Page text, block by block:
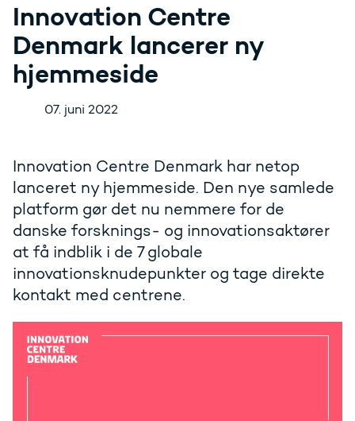
Innovation Centre
Denmark lancerer ny
hjemmeside
07. juni 2022
Innovation Centre Denmark har netop
lanceret ny hjemmeside. Den nye samlede
platform gør det nu nemmere for de
danske forsknings- og innovationsaktører
at få indblik i de 7 globale
innovationsknudepunkter og tage direkte
kontakt med centrene.